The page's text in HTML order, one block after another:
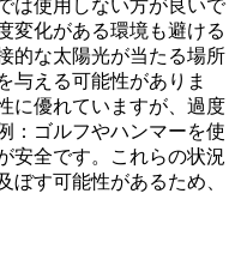
は使用しない方が良いで
変化がある環境も避ける
的な太陽光が当たる場所
与える可能性がありま
に優れていますが、過度
：ゴルフやハンマーを使
安全です。これらの状況
ぼす可能性があるため、